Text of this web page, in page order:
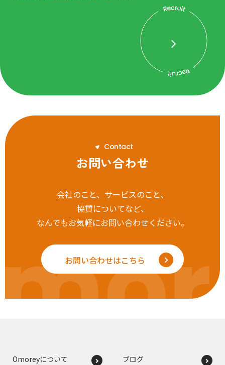
Contact
お問い合わせ
会社のこと、サービスのこと、
協賛についてなど、
なんでもお気軽にお問い合わせください。
お問い合わせはこちら
Omoreyについて ブログ